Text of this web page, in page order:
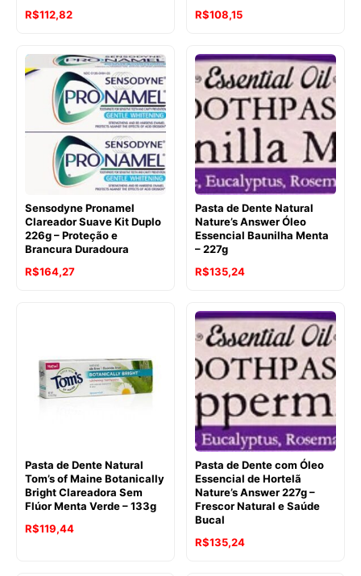
O
original
era:
R$128,47.
R$112,82O
atual
é:
R$112,82.
O
original
era:
R$126,84.
R$108,15O
atual
é:
R$108,15.
Sensodyne Pronamel
Clareador Suave Kit Duplo
226g – Proteção e
Brancura Duradoura
O
R$164,27O
Pasta de Dente Natural
Nature’s Answer Óleo
Essencial Baunilha Menta
– 227g
O
original
era:
R$146,84.
R$135,24O
atual
é:
R$135,24.
Pasta de Dente Natural
Tom’s of Maine Botanically
Bright Clareadora Sem
Flúor Menta Verde – 133g
O
R$119,44O
Pasta de Dente com Óleo
Essencial de Hortelã
Nature’s Answer 227g –
Frescor Natural e Saúde
Bucal
O
R$135,24O